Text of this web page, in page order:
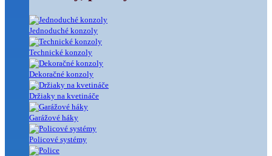
Jednoduché konzoly
Technické konzoly
Dekoračné konzoly
Držiaky na kvetináče
Garážové háky
Policové systémy